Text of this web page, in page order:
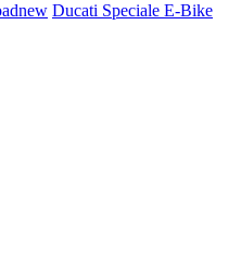
new Ducati Speciale E-Bike